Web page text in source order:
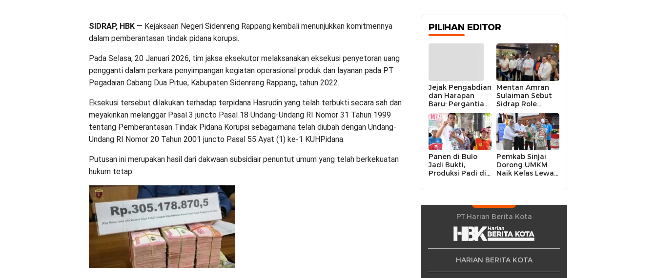
SIDRAP, HBK — Kejaksaan Negeri Sidenreng Rappang kembali menunjukkan komitmennya
dalam pemberantasan tindak pidana korupsi.
Pada Selasa, 20 Januari 2026, tim jaksa eksekutor melaksanakan eksekusi penyetoran uang
pengganti dalam perkara penyimpangan kegiatan operasional produk dan layanan pada PT
Pegadaian Cabang Dua Pitue, Kabupaten Sidenreng Rappang, tahun 2022.
Eksekusi tersebut dilakukan terhadap terpidana Hasrudin yang telah terbukti secara sah dan
meyakinkan melanggar Pasal 3 juncto Pasal 18 Undang-Undang RI Nomor 31 Tahun 1999
tentang Pemberantasan Tindak Pidana Korupsi sebagaimana telah diubah dengan Undang-
Undang RI Nomor 20 Tahun 2001 juncto Pasal 55 Ayat (1) ke-1 KUHPidana.
Putusan ini merupakan hasil dari dakwaan subsidiair penuntut umum yang telah berkekuatan
hukum tetap.
PILIHAN EDITOR
Jejak Pengabdian
dan Harapan
Baru: Pergantian
Kapolres Sidrap
dalam Perspektif
Karier Dua
Perwira
Mentan Amran
Sulaiman Sebut
Sidrap Role
Model Nasional
dalam Menjaga
Stabilitas Harga
Telur
Panen di Bulo
Jadi Bukti,
Produksi Padi di
Kecamatan
Rekor
Peningkatan
Pemkab Sinjai
Dorong UMKM
Naik Kelas Lewat
Strategis
PT.Harian Berita Kota
HARIAN BERITA KOTA